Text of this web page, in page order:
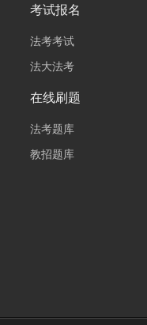
考试报名
法考考试
法大法考
在线刷题
法考题库
教招题库